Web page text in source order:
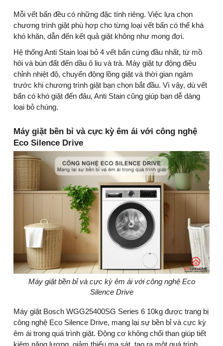
Mỗi vết bẩn đều có những đặc tính riêng. Việc lựa chọn
chương trình giặt phù hợp cho từng loại vết bẩn có thể khá
khó khăn, dẫn đến kết quả giặt không như mong đợi.
Hệ thống Anti Stain loại bỏ 4 vết bẩn cứng đầu nhất, từ mồ
hôi và bùn đất đến dầu ô liu và trà. Máy giặt tự động điều
chỉnh nhiệt độ, chuyển động lồng giặt và thời gian ngâm
trước khi chương trình giặt bạn chọn bắt đầu. Vì vậy, dù vết
bẩn có khó giặt đến đâu, Anti Stain cũng giúp bạn dễ dàng
loại bỏ chúng.
Máy giặt bền bỉ và cực kỳ êm ái với công nghệ
Eco Silence Drive
Máy giặt bền bỉ và cực kỳ êm ái với công nghệ Eco
Silence Drive
Máy giặt Bosch WGG25400SG Series 6 10kg được trang bị
công nghệ Eco Silence Drive, mang lại sự bền bỉ và cực kỳ
êm ái trong quá trình giặt. Động cơ không chổi than giúp tiết